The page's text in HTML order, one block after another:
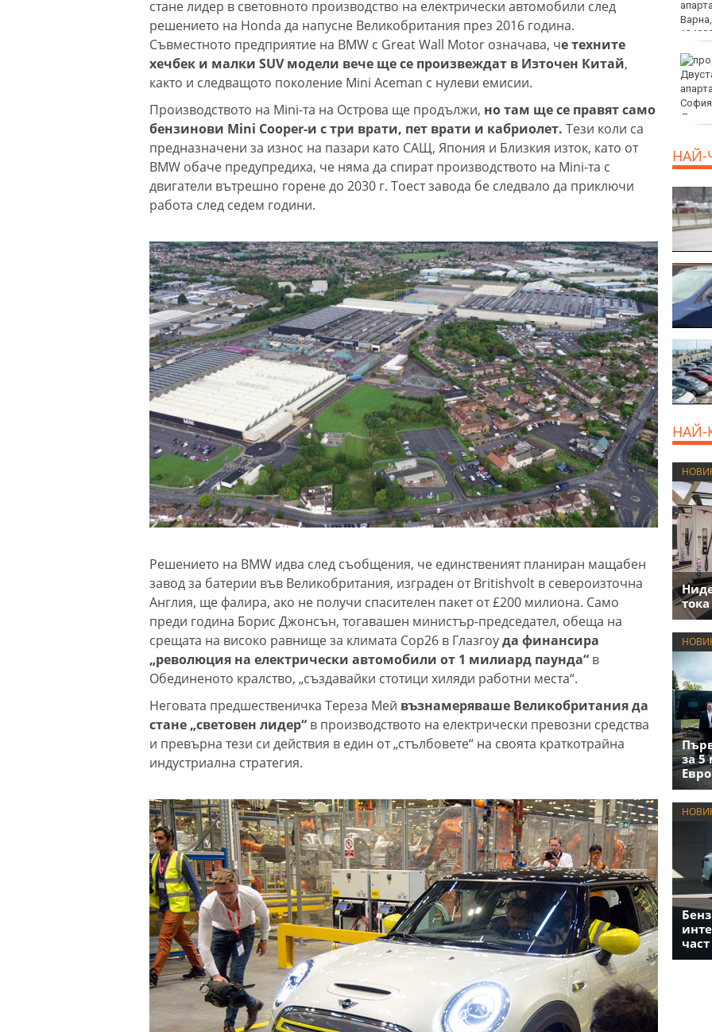
стане лидер в световното производство на електрически автомобили след
решението на Honda да напусне Великобритания през 2016 година.
Съвместното предприятие на BMW с Great Wall Motor означава, че техните
хечбек и малки SUV модели вече ще се произвеждат в Източен Китай,
както и следващото поколение Mini Aceman с нулеви емисии.
Производството на Mini-та на Острова ще продължи, но там ще се правят само
бензинови Mini Cooper-и с три врати, пет врати и кабриолет. Тези коли са
предназначени за износ на пазари като САЩ, Япония и Близкия изток, като от
BMW обаче предупредиха, че няма да спират производството на Mini-та с
двигатели вътрешно горене до 2030 г. Тоест завода бе следвало да приключи
работа след седем години.
Решението на BMW идва след съобщения, че единственият планиран мащабен
завод за батерии във Великобритания, изграден от Britishvolt в североизточна
Англия, ще фалира, ако не получи спасителен пакет от £200 милиона. Само
преди година Борис Джонсън, тогавашен министър-председател, обеща на
срещата на високо равнище за климата Cop26 в Глазгоуда финансира
„революция на електрически автомобили от 1 милиард паунда“ в
Обединеното кралство, „създавайки стотици хиляди работни места“.
Неговата предшественичка Тереза Мей възнамеряваше Великобритания да
стане „световен лидер“ в производството на електрически превозни средства
и превърна тези си действия в един от „стълбовете“ на своята краткотрайна
индустриална стратегия.
търговските кораби до
От 9 август цените на
НАЙ-
НАЙ-
за 5
част